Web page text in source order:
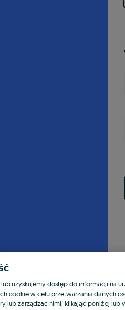
uzyskujemy dostęp do informacji na
cookie w celu przetwarzania danych
lub zarządzać nimi, klikając poniżej lub